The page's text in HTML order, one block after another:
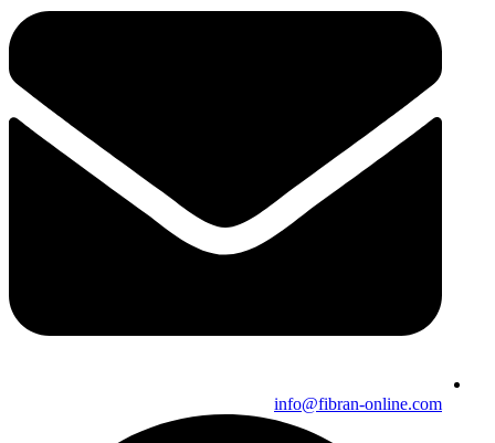
info@fibran-online.com